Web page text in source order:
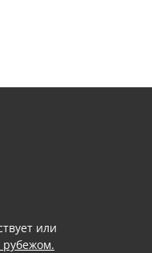
или
рубежом.